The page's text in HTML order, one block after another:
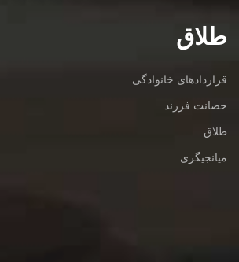
طلاق
قراردادهای خانوادگی
حضانت فرزند
طلاق
میانجیگری